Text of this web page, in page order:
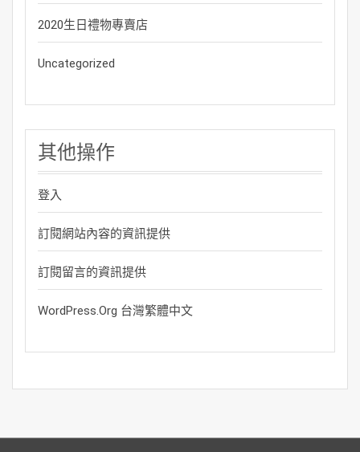
2020生日禮物專賣店
Uncategorized
其他操作
登入
訂閱網站內容的資訊提供
訂閱留言的資訊提供
WordPress.org 台灣繁體中文